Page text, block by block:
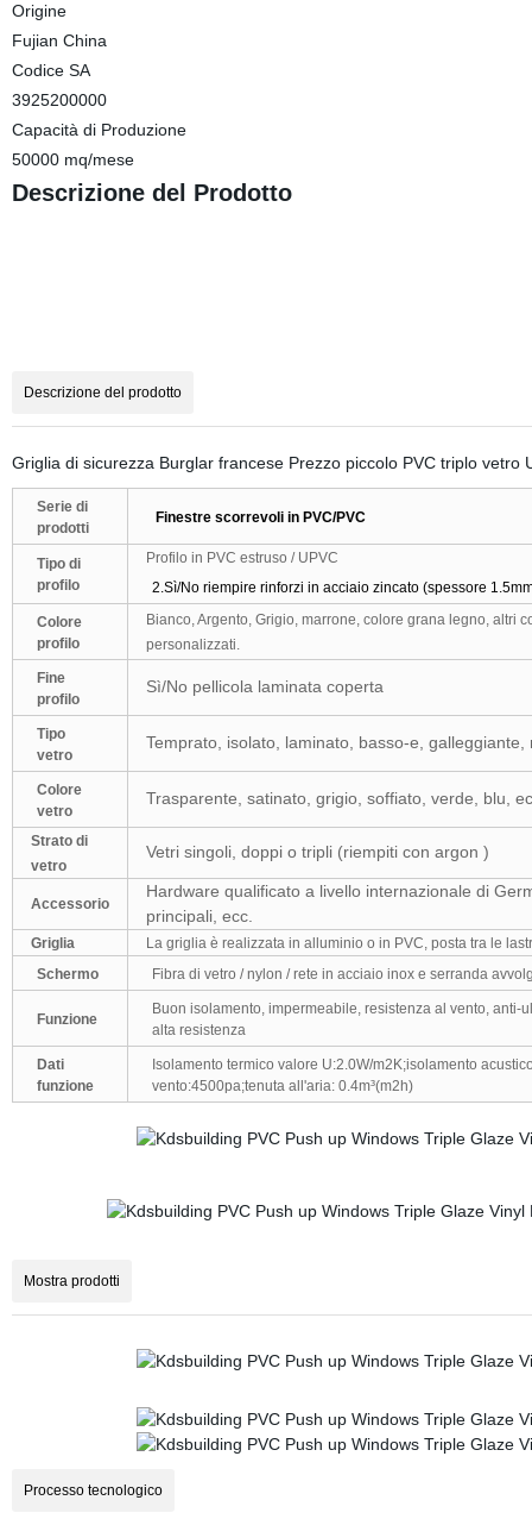
Origine
Fujian China
Codice SA
3925200000
Capacità di Produzione
50000 mq/mese
Descrizione del Prodotto
Descrizione del prodotto
Griglia di sicurezza Burglar francese Prezzo piccolo PVC triplo vetro
Serie di
prodotti
Finestre scorrevoli in PVC/PVC
Tipo di
profilo
Profilo in PVC estruso / UPVC
2.Sì/No riempire rinforzi in acciaio zincato (spessore
Colore
profilo
Bianco, Argento, Grigio, marrone, colore grana legno, altri
personalizzati.
Fine
profilo
Sì/No pellicola laminata coperta
Tipo
vetro
Temprato, isolato, laminato, basso-e,
Colore
vetro
Trasparente, satinato, grigio, soffiato, verde, blu,
Strato di
vetro
Vetri singoli, doppi o tripli (riempiti con argon )
Accessorio
Hardware qualificato a livello internazionale di
principali, ecc.
Griglia
La griglia è realizzata in alluminio o in PVC, posta tra le
Schermo
Fibra di vetro / nylon / rete in acciaio inox e serranda
Funzione
Buon isolamento, impermeabile, resistenza al vento,
alta resistenza
Dati
funzione
Isolamento termico valore U:2.0W/m2K;isolamento
vento:4500pa;tenuta all'aria: 0.4m³(m2h)
Mostra prodotti
Processo tecnologico